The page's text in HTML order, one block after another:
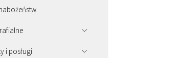
i posługi